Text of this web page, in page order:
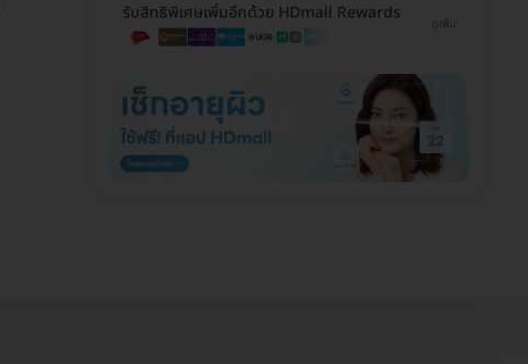
รับสิทธิพิเศษเพิ่มอีกด้วย HDmall Rewards
ดูเพิ่ม